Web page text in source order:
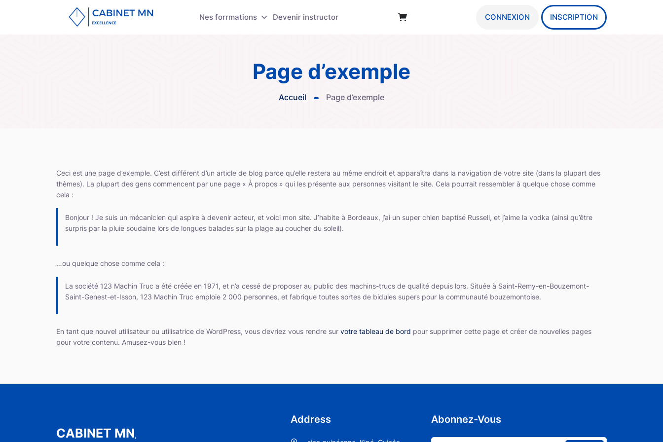
Nes forrmations Devenir instructor CONNEXION INSCRIPTION
Page d’exemple
Accueil Page d’exemple
Ceci est une page d’exemple. C’est différent d’un article de blog parce qu’elle restera au même endroit et apparaîtra dans la navigation de votre site (dans la plupart des
thèmes). La plupart des gens commencent par une page « À propos » qui les présente aux personnes visitant le site. Cela pourrait ressembler à quelque chose comme
cela :
Bonjour ! Je suis un mécanicien qui aspire à devenir acteur, et voici mon site. J’habite à Bordeaux, j’ai un super chien baptisé Russell, et j’aime la vodka (ainsi qu’être
surpris par la pluie soudaine lors de longues balades sur la plage au coucher du soleil).
…ou quelque chose comme cela :
La société 123 Machin Truc a été créée en 1971, et n’a cessé de proposer au public des machins-trucs de qualité depuis lors. Située à Saint-Remy-en-Bouzemont-
Saint-Genest-et-Isson, 123 Machin Truc emploie 2 000 personnes, et fabrique toutes sortes de bidules supers pour la communauté bouzemontoise.
En tant que nouvel utilisateur ou utilisatrice de WordPress, vous devriez vous rendre sur votre tableau de bord pour supprimer cette page et créer de nouvelles pages
pour votre contenu. Amusez-vous bien !
CABINET MN,
Address Abonnez-Vous